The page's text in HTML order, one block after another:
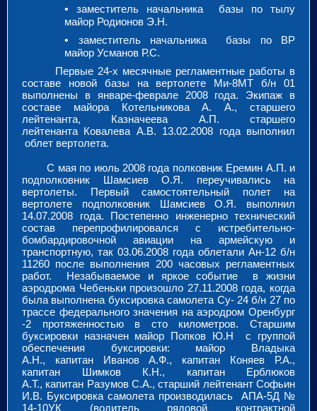
• заместитель начальника базы по тылу
майор Родионов Э.Н.
• заместитель начальника базы по ВР
майор Усманов Р.С.
Первые 24-х месячные регламентные работы в
составе новой базы на вертолете Ми-8МТ б/н 01
выполнены в январе-феврале 2008 года. Экипаж в
составе майора Котельникова А. А., старшего
лейтенанта, Казначеева А.П. старшего
лейтенанта Ковалева А.В. 13.02.2008 года выполнил
облет вертолета.
С мая по июль 2008 года полковник Еремин А.П. и
подполковник Шамсиев О.Я. переучивались на
вертолеты. Первый самостоятельный полет на
вертолете подполковник Шамсиев О.Я. выполнил
14.07.2008 года. Постепенно инженерно технический
состав перепрофилировался с истребительно-
бомбардировочной авиации на армейскую и
транспортную, так 03.06.2008 года облетали Ан-12 б/н
11260 после выполнения 200 часовых регламентных
работ. Незабываемое и яркое событие в жизни
аэродрома Чебеньки произошло 27.11.2008 года, когда
была выполнена буксировка самолета Су- 24 б/н 27 по
трассе федерального значения на аэродром Оренбург
-2 протяженностью в сто километров. Старшим
буксировки назначен майор Попков Ю.Н с группой
обеспечения буксировки: майор Владыка
А.Н., капитан Иванов А.Ф., капитан Коняев Р.А.,
капитан Шимков К.Н., капитан Ерблюков
А.Т., капитан Разумов С.А., старший лейтенант Софьин
И.В. Буксировка самолета производилась АПА-5Д №
14-10УК (водитель рядовой контрактной